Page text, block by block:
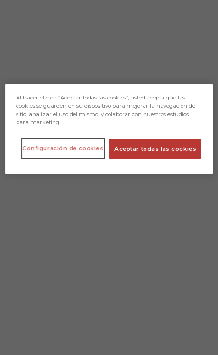
Al hacer clic en “Aceptar todas las cookies”, usted acepta que las
cookies se guarden en su dispositivo para mejorar la navegación del
sitio, analizar el uso del mismo, y colaborar con nuestros estudios
para marketing.
Aceptar todas las cookies
Configuración de cookies